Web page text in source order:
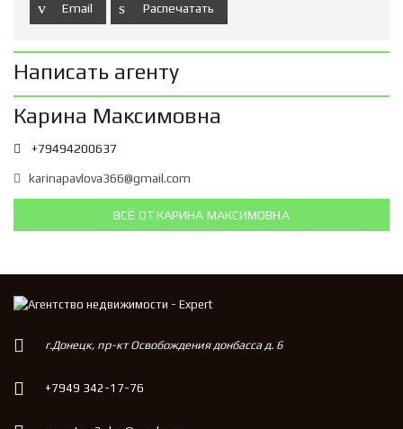
Email Распечатать
Написать агенту
Карина Максимовна
+79494200637
karinapavlova366@gmail.com
ВСЁ ОТ КАРИНА МАКСИМОВНА
г.Донецк, пр-кт Освобождения донбасса д. 6
+7949 342-17-76